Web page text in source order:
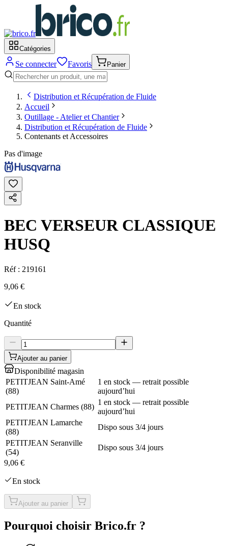
Catégories
Se connecter Favoris Panier
Distribution et Récupération de Fluide
Accueil
Outillage - Atelier et Chantier
Distribution et Récupération de Fluide
Contenants et Accessoires
Pas d'image
BEC VERSEUR CLASSIQUE
HUSQ
Réf : 219161
9,06 €
En stock
Quantité
Ajouter au panier
Disponibilité magasin
PETITJEAN Saint-Amé
(88)
1 en stock — retrait possible
aujourd’hui
PETITJEAN Charmes (88)
1 en stock — retrait possible
aujourd’hui
PETITJEAN Lamarche
(88)
Dispo sous 3/4 jours
PETITJEAN Seranville
(54)
Dispo sous 3/4 jours
9,06 €
En stock
Ajouter au panier
Pourquoi choisir Brico.fr ?